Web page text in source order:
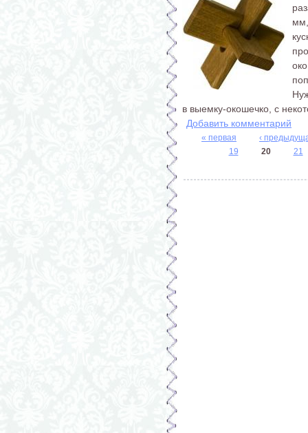
в выемку-окошечко, с
Добавить комментарий
« первая
‹
19
20 21